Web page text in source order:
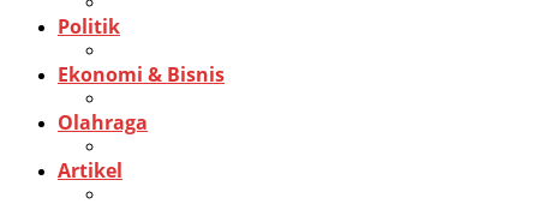
Politik
Ekonomi & Bisnis
Olahraga
Artikel